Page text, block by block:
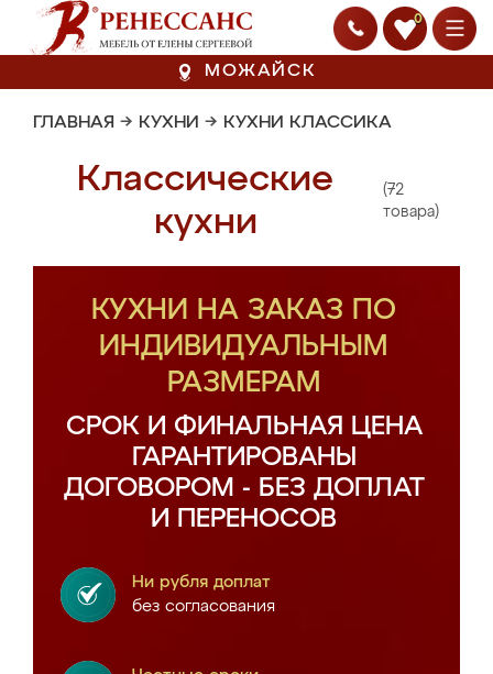
0
МОЖАЙСК
ГЛАВНАЯ → КУХНИ → КУХНИ КЛАССИКА
Классические
кухни
(72
товара)
КУХНИ НА ЗАКАЗ ПО
ИНДИВИДУАЛЬНЫМ
РАЗМЕРАМ
СРОК И ФИНАЛЬНАЯ ЦЕНА
ГАРАНТИРОВАНЫ
ДОГОВОРОМ - БЕЗ ДОПЛАТ
И ПЕРЕНОСОВ
Ни рубля доплат
без согласования